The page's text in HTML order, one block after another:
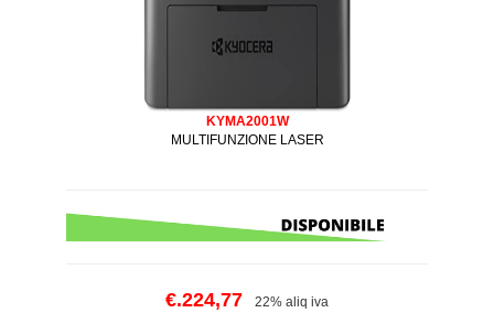
KYMA2001W
MULTIFUNZIONE LASER
€.224,77 22% aliq iva